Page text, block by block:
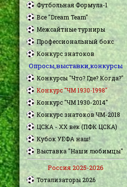
Футбольная Формула-1
Все "Dream Team"
Межсайтные турниры
Профессиональный бокс
Конкурс знатоков
Опросы,выставки,конкурсы
Конкурсы "Что? Где? Когда?"
Конкурс "ЧМ 1930-1998"
Конкурс "ЧМ 1930-2014"
Конкурс знатоков ЧМ-2018
ЦСКА - XX век (ПФК ЦСКА)
Кубок УЕФА наш!
Выставка "Наши любимцы"
Россия 2025-2026
Тотализаторы 2026